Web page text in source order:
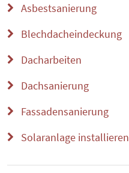
Asbestsanierung
Blechdacheindeckung
Dacharbeiten
Dachsanierung
Fassadensanierung
Solaranlage installieren